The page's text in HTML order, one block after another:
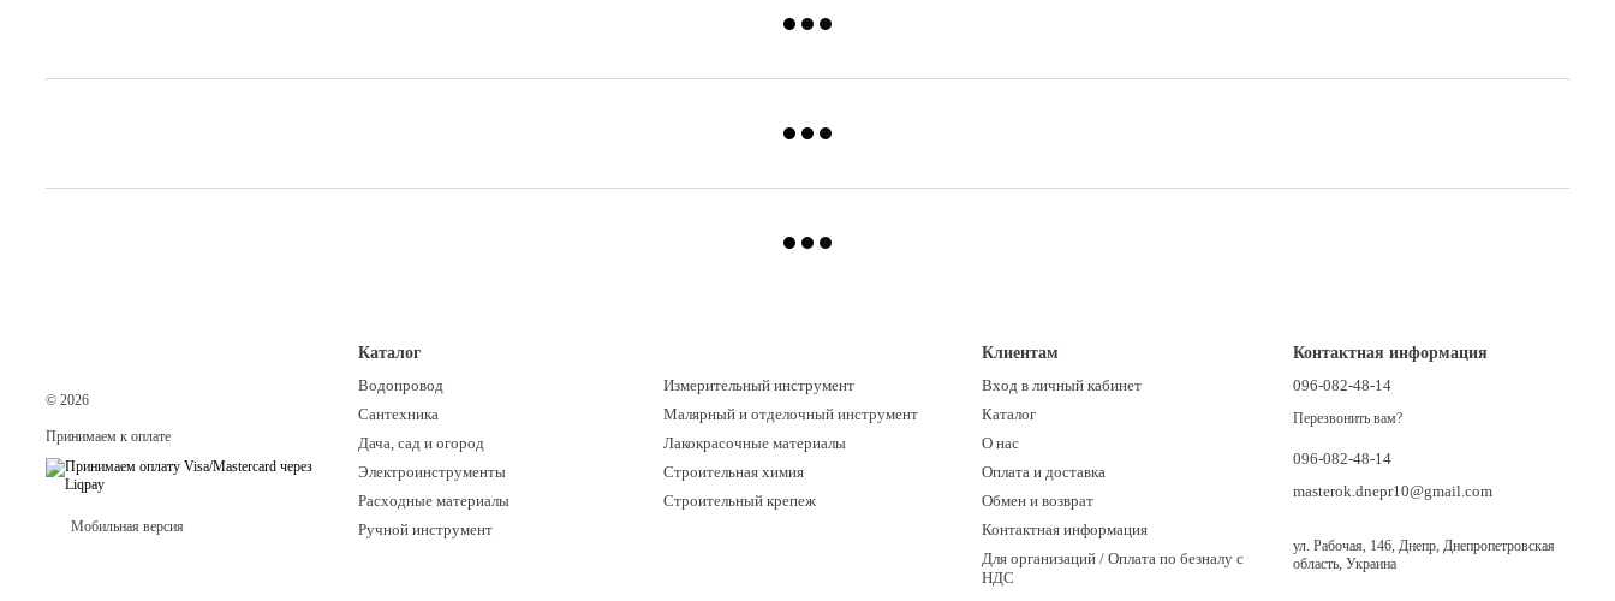
© 2026
Принимаем к оплате
Мобильная версия
Каталог
Водопровод
Сантехника
Дача, сад и огород
Электроинструменты
Расходные материалы
Ручной инструмент
Измерительный инструмент
Малярный и отделочный инструмент
Лакокрасочные материалы
Строительная химия
Строительный крепеж
Клиентам
Вход в личный кабинет
Каталог
О нас
Оплата и доставка
Обмен и возврат
Контактная информация
Для организаций / Оплата по безналу с
НДС
Контактная информация
096-082-48-14
Перезвонить вам?
096-082-48-14
masterok.dnepr10@gmail.com
ул. Рабочая, 146, Днепр, Днепропетровская
область, Украина